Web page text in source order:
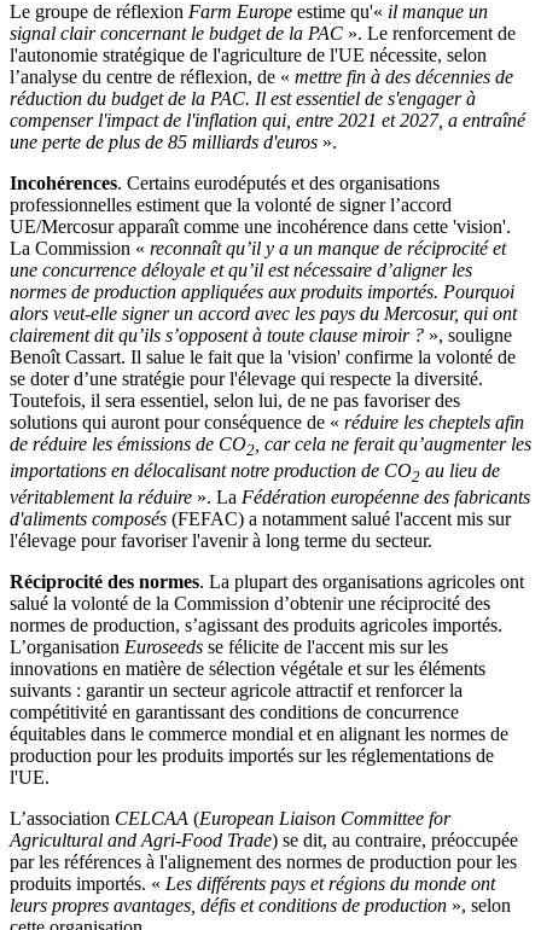
Le groupe de réflexion Farm Europe estime qu'« il manque un
signal clair concernant le budget de la PAC ». Le renforcement de
l'autonomie stratégique de l'agriculture de l'UE nécessite, selon
l’analyse du centre de réflexion, de « mettre fin à des décennies de
réduction du budget de la PAC. Il est essentiel de s'engager à
compenser l'impact de l'inflation qui, entre 2021 et 2027, a entraîné
une perte de plus de 85 milliards d'euros ».
Incohérences. Certains eurodéputés et des organisations
professionnelles estiment que la volonté de signer l’accord
UE/Mercosur apparaît comme une incohérence dans cette 'vision'.
La Commission « reconnaît qu’il y a un manque de réciprocité et
une concurrence déloyale et qu’il est nécessaire d’aligner les
normes de production appliquées aux produits importés. Pourquoi
alors veut-elle signer un accord avec les pays du Mercosur, qui ont
clairement dit qu’ils s’opposent à toute clause miroir ? », souligne
Benoît Cassart. Il salue le fait que la 'vision' confirme la volonté de
se doter d’une stratégie pour l'élevage qui respecte la diversité.
Toutefois, il sera essentiel, selon lui, de ne pas favoriser des
solutions qui auront pour conséquence de « réduire les cheptels afin
de réduire les émissions de CO2 , car cela ne ferait qu’augmenter les
importations en délocalisant notre production de CO2 au lieu de
véritablement la réduire ». La Fédération européenne des fabricants
d'aliments composés (FEFAC) a notamment salué l'accent mis sur
l'élevage pour favoriser l'avenir à long terme du secteur.
Réciprocité des normes. La plupart des organisations agricoles ont
salué la volonté de la Commission d’obtenir une réciprocité des
normes de production, s’agissant des produits agricoles importés.
L’organisation Euroseeds se félicite de l'accent mis sur les
innovations en matière de sélection végétale et sur les éléments
suivants : garantir un secteur agricole attractif et renforcer la
compétitivité en garantissant des conditions de concurrence
équitables dans le commerce mondial et en alignant les normes de
production pour les produits importés sur les réglementations de
l'UE.
L’association CELCAA (European Liaison Committee for
Agricultural and Agri-Food Trade) se dit, au contraire, préoccupée
par les références à l'alignement des normes de production pour les
produits importés. « Les différents pays et régions du monde ont
leurs propres avantages, défis et conditions de production », selon